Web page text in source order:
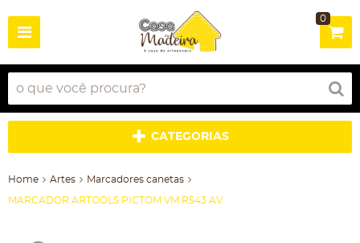
0
CATEGORIAS
Home Artes Marcadores canetas
MARCADOR ARTOOLS PICTOM VM R543 AV